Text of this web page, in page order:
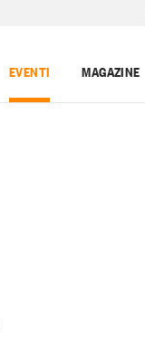
EVENTI MAGAZINE